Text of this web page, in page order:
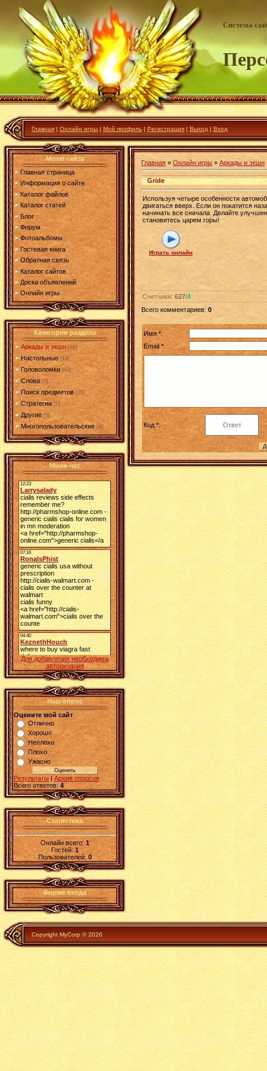
Система
Главная | Онлайн игры | Мой профиль | Регистрация | Выход | Вход
Меню сайта
Главная страница
Информация о сайте
Каталог файлов
Каталог статей
Блог
Форум
Фотоальбомы
Гостевая книга
Обратная связь
Каталог сайтов
Доска объявлений
Онлайн игры
Категории раздела
Аркады и экшн [86]
Настольные [14]
Головоломки [64]
Слова [5]
Поиск предметов [23]
Стратегии [7]
Другие [5]
Многопользовательские [9]
Мини-чат
Для добавления необходима
авторизация
Наш опрос
Оцените мой сайт
Отлично
Хорошо
Неплохо
Плохо
Ужасно
Результаты | Архив опросов
Всего ответов: 4
Статистика
Онлайн всего:1
Гостей:1
Пользователей: 0
Форма входа
Главная » Онлайн игры » Аркады и экшн
Gride
Используя четыре особенности
двигаться вверх. Если он покатится
начинать все сначала. Делайте
становитесь царем горы!
Играть онлайн
Счетчики: 627/4
Всего комментариев: 0
Имя *:
Email *:
Код *:
Copyright MyCorp © 2026